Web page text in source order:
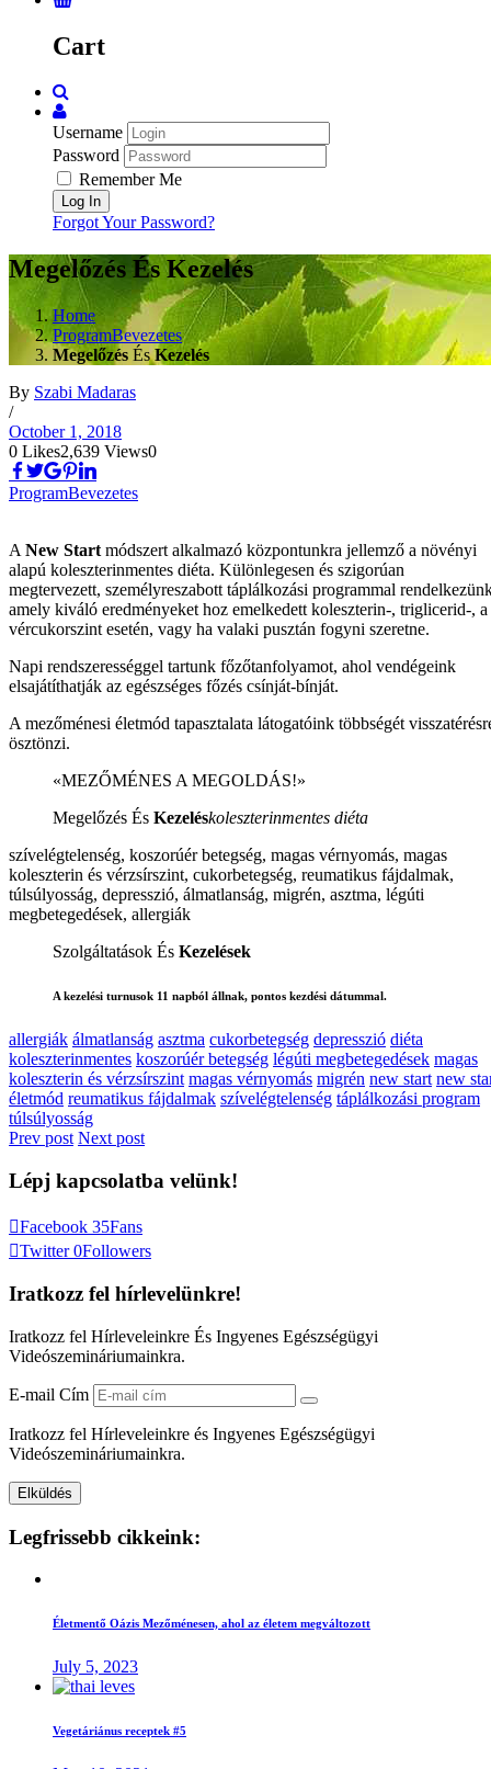
Cart
Username
Password
Remember Me
Forgot Your Password?
Megelőzés És Kezelés
Home
ProgramBevezetes
Megelőzés ÉsKezelés
By Szabi Madaras
/
October 1, 2018
0 Likes2,639 Views0
ProgramBevezetes
A New Start módszert alkalmazó központunkra jellemző a növényi
alapú koleszterinmentes diéta. Különlegesen és szigorúan
megtervezett, személyreszabott táplálkozási programmal
amely kiváló eredményeket hoz emelkedett koleszterin-, triglicerid-, a
vércukorszint esetén, vagy ha valaki pusztán fogyni szeretne.
Napi rendszerességgel tartunk főzőtanfolyamot, ahol vendégeink
elsajátíthatják az egészséges főzés csínját-bínját.
A mezőménesi életmód tapasztalata látogatóink többségét
ösztönzi.
«MEZŐMÉNES A MEGOLDÁS!»
Megelőzés És Kezeléskoleszterinmentes diéta
szívelégtelenség, koszorúér betegség, magas vérnyomás, magas
koleszterin és vérzsírszint, cukorbetegség, reumatikus fájdalmak,
túlsúlyosság, depresszió, álmatlanság, migrén, asztma, légúti
megbetegedések, allergiák
Szolgáltatások És Kezelések
A kezelési turnusok 11 napból állnak, pontos kezdési dátummal.
allergiák álmatlanság asztma cukorbetegség depresszió diéta
koleszterinmentes koszorúér betegség légúti megbetegedések magas
koleszterin és vérzsírszint magas vérnyomás migrén new start new
életmód reumatikus fájdalmak szívelégtelenség táplálkozási program
túlsúlyosság
Prev post Next post
Lépj kapcsolatba velünk!
Facebook 35Fans
Twitter 0Followers
Iratkozz fel hírlevelünkre!
Iratkozz fel Hírleveleinkre És Ingyenes Egészségügyi
Videószemináriumainkra.
E-mail Cím
Iratkozz fel Hírleveleinkre és Ingyenes Egészségügyi
Videószemináriumainkra.
Legfrissebb cikkeink:
Életmentő Oázis Mezőménesen, ahol az életem megváltozott
July 5, 2023
Vegetáriánus receptek #5